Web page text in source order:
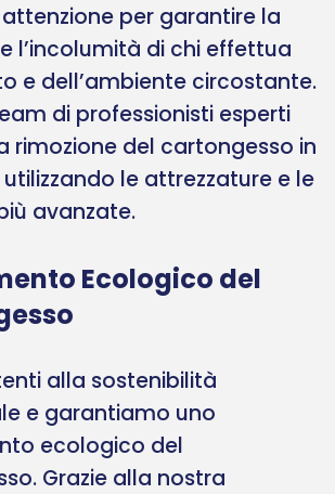
per garantire la
l’incolumità di chi effettua
e dell’ambiente circostante.
di professionisti esperti
rimozione del cartongesso in
utilizzando le attrezzature e le
avanzate.
Ecologico del
alla sostenibilità
e garantiamo uno
ecologico del
Grazie alla nostra